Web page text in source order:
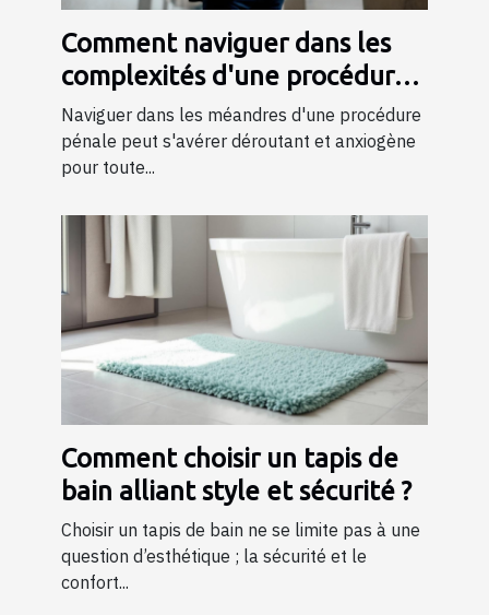
Comment naviguer dans les
complexités d'une procédure
pénale ?
Naviguer dans les méandres d'une procédure
pénale peut s'avérer déroutant et anxiogène
pour toute...
Comment choisir un tapis de
bain alliant style et sécurité ?
Choisir un tapis de bain ne se limite pas à une
question d’esthétique ; la sécurité et le
confort...